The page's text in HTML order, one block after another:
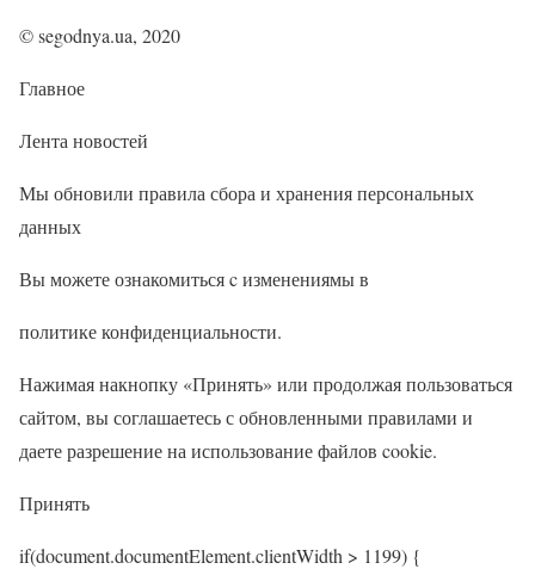
© segodnya.ua, 2020
Главное
Лента новостей
Мы обновили правила сбора и хранения персональных
данных
Вы можете ознакомиться c изменениямы в
политике конфиденциальности.
Нажимая накнопку «Принять» или продолжая пользоваться
сайтом, вы соглашаетесь с обновленными правилами и
даете разрешение на использование файлов cookie.
Принять
if(document.documentElement.clientWidth > 1199) {